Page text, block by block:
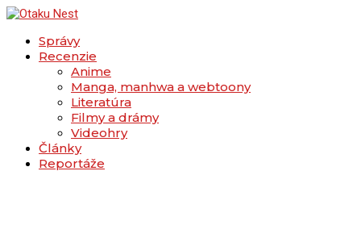
Správy
Recenzie
Anime
Manga, manhwa a webtoony
Literatúra
Filmy a drámy
Videohry
Články
Reportáže